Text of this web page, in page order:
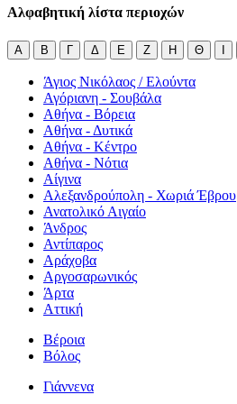
Αλφαβητική λίστα περιοχών
Α Β Γ Δ Ε Ζ Η Θ Ι
Άγιος Νικόλαος / Ελούντα
Αγόριανη - Σουβάλα
Αθήνα - Βόρεια
Αθήνα - Δυτικά
Αθήνα - Κέντρο
Αθήνα - Νότια
Αίγινα
Αλεξανδρούπολη - Χωριά Έβρου
Ανατολικό Αιγαίο
Άνδρος
Αντίπαρος
Αράχοβα
Αργοσαρωνικός
Άρτα
Αττική
Βέροια
Βόλος
Γιάννενα